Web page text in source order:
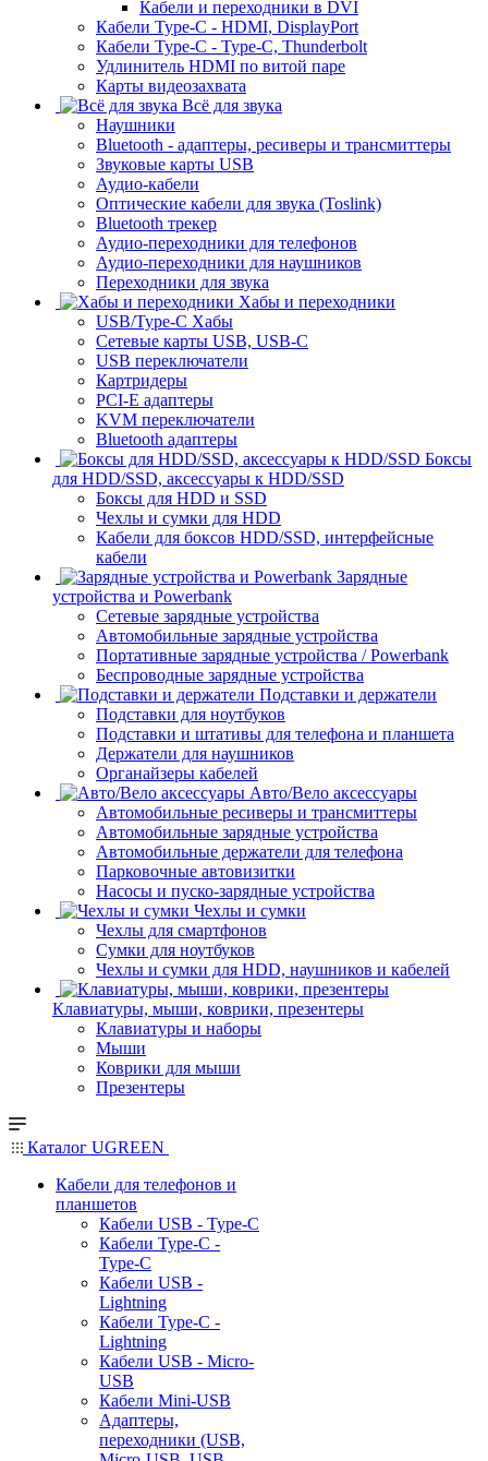
Кабели и переходники в DVI
Кабели Type-C - HDMI, DisplayPort
Кабели Type-C - Type-C, Thunderbolt
Удлинитель HDMI по витой паре
Карты видеозахвата
Всё для звука
Наушники
Bluetooth - адаптеры, ресиверы и трансмиттеры
Звуковые карты USB
Аудио-кабели
Оптические кабели для звука (Toslink)
Bluetooth трекер
Аудио-переходники для телефонов
Аудио-переходники для наушников
Переходники для звука
Хабы и переходники
USB/Type-C Хабы
Сетевые карты USB, USB-C
USB переключатели
Картридеры
PCI-E адаптеры
KVM переключатели
Bluetooth адаптеры
Боксы
для HDD/SSD, аксессуары к HDD/SSD
Боксы для HDD и SSD
Чехлы и сумки для HDD
Кабели для боксов HDD/SSD, интерфейсные
кабели
Зарядные
устройства и Powerbank
Сетевые зарядные устройства
Автомобильные зарядные устройства
Портативные зарядные устройства / Powerbank
Беспроводные зарядные устройства
Подставки и держатели
Подставки для ноутбуков
Подставки и штативы для телефона и планшета
Держатели для наушников
Органайзеры кабелей
Авто/Вело аксессуары
Автомобильные ресиверы и трансмиттеры
Автомобильные зарядные устройства
Автомобильные держатели для телефона
Парковочные автовизитки
Насосы и пуско-зарядные устройства
Чехлы и сумки
Чехлы для смартфонов
Сумки для ноутбуков
Чехлы и сумки для HDD, наушников и кабелей
Клавиатуры, мыши, коврики, презентеры
Клавиатуры и наборы
Мыши
Коврики для мыши
Презентеры
Каталог UGREEN
Кабели для телефонов и
планшетов
Кабели USB - Type-C
Кабели Type-C -
Type-C
Кабели USB -
Lightning
Кабели Type-C -
Lightning
Кабели USB - Micro-
USB
Кабели Mini-USB
Адаптеры,
переходники (USB,